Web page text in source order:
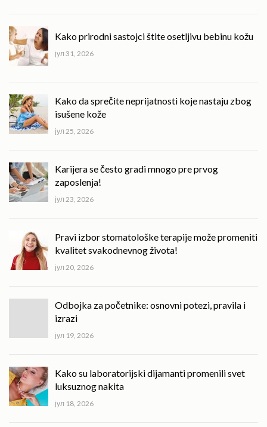
Kako prirodni sastojci štite osetljivu bebinu kožu
јул 31, 2026
Kako da sprečite neprijatnosti koje nastaju zbog
isušene kože
јул 25, 2026
Karijera se često gradi mnogo pre prvog
zaposlenja!
јул 23, 2026
Pravi izbor stomatološke terapije može promeniti
kvalitet svakodnevnog života!
јул 20, 2026
Odbojka za početnike: osnovni potezi, pravila i
izrazi
јул 19, 2026
Kako su laboratorijski dijamanti promenili svet
luksuznog nakita
јул 18, 2026